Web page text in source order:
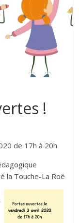
!
de 17h à 20h
la Touche-La Roë